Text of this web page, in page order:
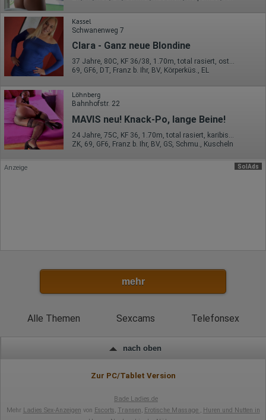
Eindeutige Gerätekennung
Sprachinformationen
Gerätebestriebssystem
Browser-Typ
Klicks
Domain-Name
Eindeutige Benutzerkennung
Antworten auf Umfragen
Ort der Verarbeitung:
Europäische Union
Rechtliche Grundlage der Verarbeitung
Art. 6 Abs. 1 S. 1 lit. a DSGVO
Kassel
Schwanenweg 7
Clara - Ganz neue Blondine
37 Jahre, 80C, KF 36/38, 1.70m, total rasiert, osteuropäisch
69, GF6, DT, Franz b. Ihr, BV, Körperküs., EL
Löhnberg
Bahnhofstr. 22
MAVIS neu! Knack-Po, lange Beine!
ZK, 69, GF6, Franz b. Ihr, BV, GS, Schmu., Kuscheln
SolAds
Anzeige
mehr
Alle Themen Sexcams Telefonsex
nach oben
Zur PC/Tablet Version
Bade Ladies.de
Mehr Ladies Sex-Anzeigen von Escorts, Transen, Erotische Massage , Huren und Nutten in